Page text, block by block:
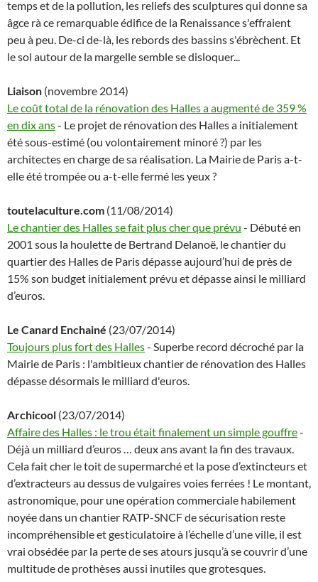
temps et de la pollution, les reliefs des sculptures qui donne sa
âgce rà ce remarquable édifice de la Renaissance s'effraient
peu à peu. De-ci de-là, les rebords des bassins s'ébrèchent. Et
le sol autour de la margelle semble se disloquer...
Liaison (novembre 2014)
Le coût total de la rénovation des Halles a augmenté de 359 %
en dix ans- Le projet de rénovation des Halles a initialement
été sous-estimé (ou volontairement minoré ?) par les
architectes en charge de sa réalisation. La Mairie de Paris a-t-
elle été trompée ou a-t-elle fermé les yeux ?
toutelaculture.com (11/08/2014)
Le chantier des Halles se fait plus cher que prévu - Débuté en
2001 sous la houlette de Bertrand Delanoë, le chantier du
quartier des Halles de Paris dépasse aujourd’hui de près de
15% son budget initialement prévu et dépasse ainsi le milliard
d’euros.
Le Canard Enchainé (23/07/2014)
Toujours plus fort des Halles- Superbe record décroché par la
Mairie de Paris : l'ambitieux chantier de rénovation des Halles
dépasse désormais le milliard d'euros.
Archicool (23/07/2014)
Affaire des Halles : le trou était finalement un simple gouffre-
Déjà un milliard d’euros … deux ans avant la fin des travaux.
Cela fait cher le toit de supermarché et la pose d’extincteurs et
d’extracteurs au dessus de vulgaires voies ferrées ! Le montant,
astronomique, pour une opération commerciale habilement
noyée dans un chantier RATP-SNCF de sécurisation reste
incompréhensible et gesticulatoire à l’échelle d’une ville, il est
vrai obsédée par la perte de ses atours jusqu’à se couvrir d’une
multitude de prothèses aussi inutiles que grotesques.